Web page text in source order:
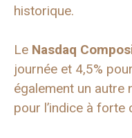
historique.
Le Nasdaq
journée et 4,5%
également un autre
pour l’indice à